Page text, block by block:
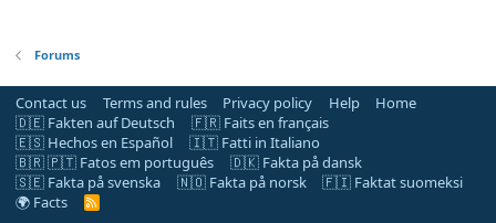
Forums
Contact us Terms and rules Privacy policy Help
Home
🇩🇪 Fakten auf Deutsch
🇫🇷 Faits en français
🇪🇸 Hechos en Español
🇮🇹 Fatti in Italiano
🇧🇷 🇵🇹 Fatos em português
🇩🇰 Fakta på dansk
🇸🇪 Fakta på svenska
🇳🇴 Fakta på norsk
🇫🇮 Faktat suomeksi
🌍 Facts
R